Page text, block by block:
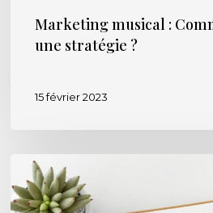
Marketing musical :
une stratégie ?
15 février 2023
podcast
“Les